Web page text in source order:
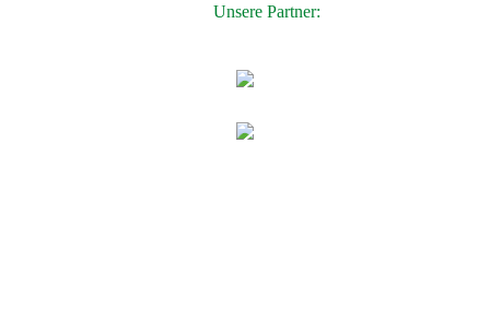
Unsere Partner: